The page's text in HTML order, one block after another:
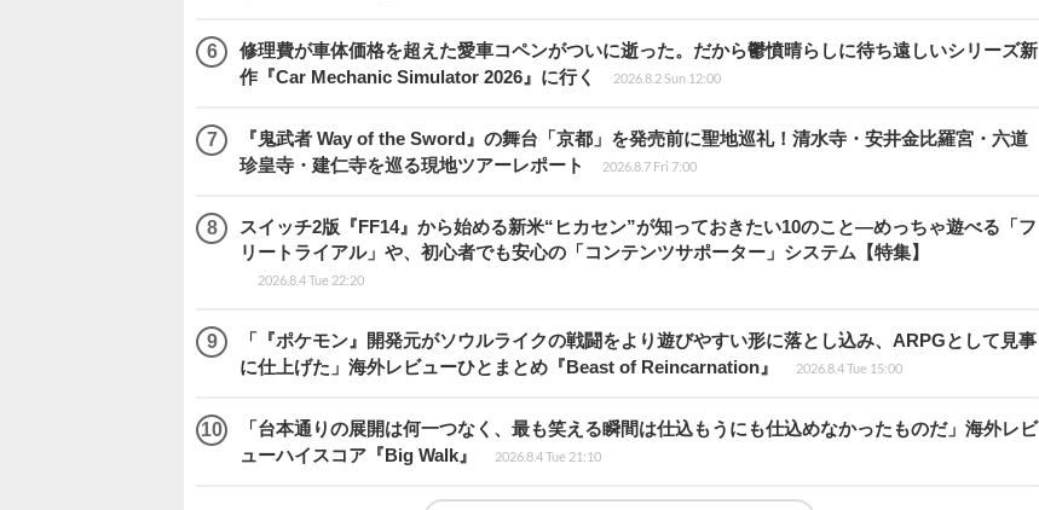
修理費が車体価格を超えた愛車コペンがついに逝った。だから鬱憤晴らしに待ち遠しいシリーズ新
作『Car Mechanic Simulator 2026』に行く
2026.8.2 Sun 12:00
『鬼武者 Way of the Sword』の舞台「京都」を発売前に聖地巡礼！清水寺・安井金比羅宮・六道
珍皇寺・建仁寺を巡る現地ツアーレポート
2026.8.7 Fri 7:00
スイッチ2版『FF14』から始める新米“ヒカセン”が知っておきたい10のこと―めっちゃ遊べる「フ
リートライアル」や、初心者でも安心の「コンテンツサポーター」システム【特集】
2026.8.4 Tue 22:20
「『ポケモン』開発元がソウルライクの戦闘をより遊びやすい形に落とし込み、ARPGとして見事
に仕上げた」海外レビューひとまとめ『Beast of Reincarnation』
2026.8.4 Tue 15:00
「台本通りの展開は何一つなく、最も笑える瞬間は仕込もうにも仕込めなかったものだ」海外レビ
ューハイスコア『Big Walk』
2026.8.4 Tue 21:10